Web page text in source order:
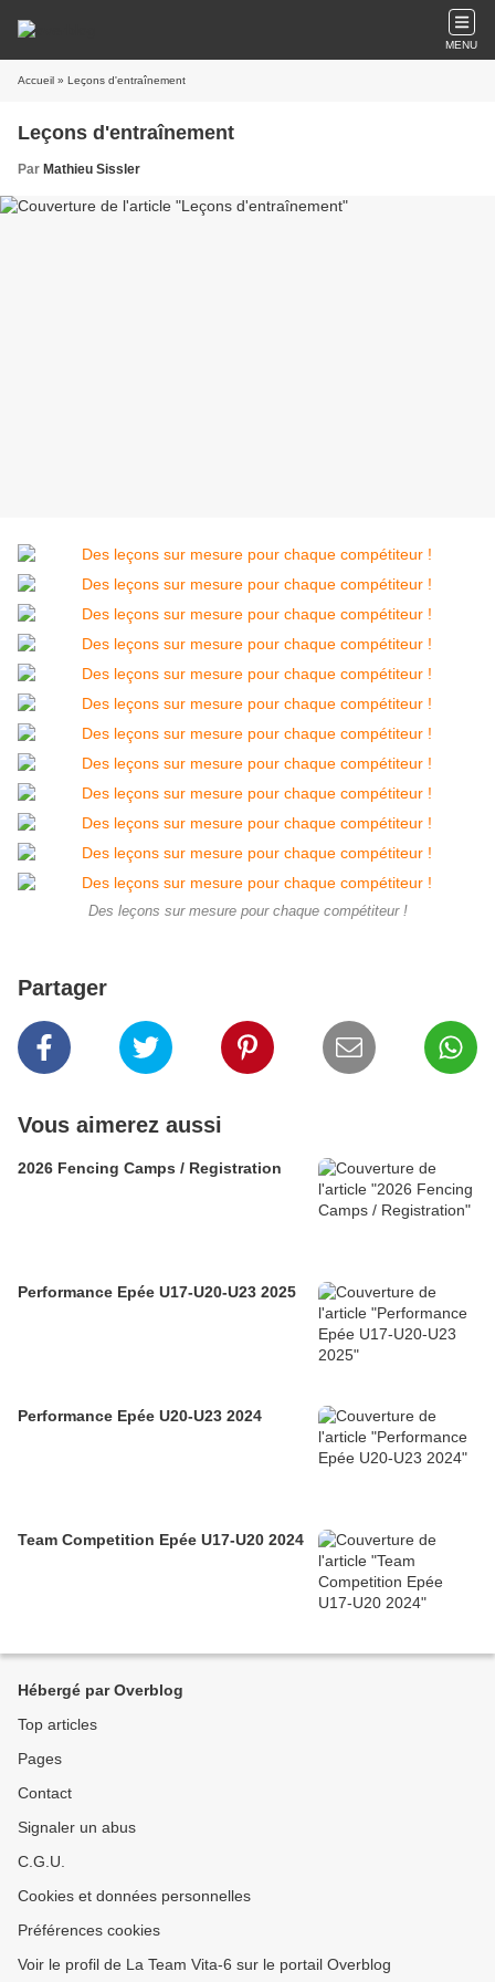
MENU
Accueil » Leçons d'entraînement
Leçons d'entraînement
Par Mathieu Sissler
Des leçons sur mesure pour chaque compétiteur !
Partager
Vous aimerez aussi
2026 Fencing Camps / Registration
Performance Epée U17-U20-U23 2025
Performance Epée U20-U23 2024
Team Competition Epée U17-U20 2024
Hébergé par Overblog
Top articles
Pages
Contact
Signaler un abus
C.G.U.
Cookies et données personnelles
Préférences cookies
Voir le profil de La Team Vita-6 sur le portail Overblog